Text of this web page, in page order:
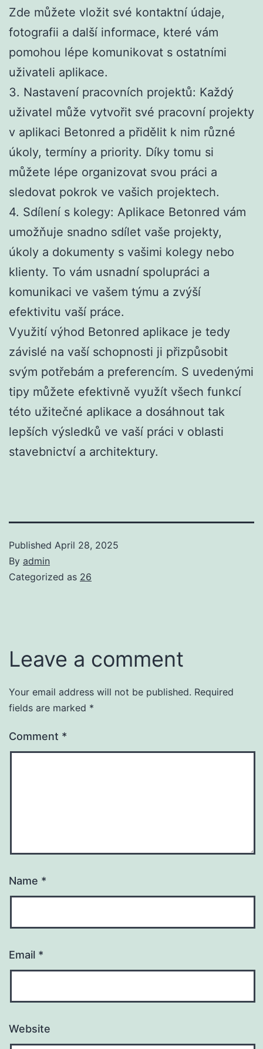
Zde můžete vložit své kontaktní údaje,
fotografii a další informace, které vám
pomohou lépe komunikovat s ostatními
uživateli aplikace.
3. Nastavení pracovních projektů: Každý
uživatel může vytvořit své pracovní projekty
v aplikaci Betonred a přidělit k nim různé
úkoly, termíny a priority. Díky tomu si
můžete lépe organizovat svou práci a
sledovat pokrok ve vašich projektech.
4. Sdílení s kolegy: Aplikace Betonred vám
umožňuje snadno sdílet vaše projekty,
úkoly a dokumenty s vašimi kolegy nebo
klienty. To vám usnadní spolupráci a
komunikaci ve vašem týmu a zvýší
efektivitu vaší práce.
Využití výhod Betonred aplikace je tedy
závislé na vaší schopnosti ji přizpůsobit
svým potřebám a preferencím. S uvedenými
tipy můžete efektivně využít všech funkcí
této užitečné aplikace a dosáhnout tak
lepších výsledků ve vaší práci v oblasti
stavebnictví a architektury.
Published April 28, 2025
By admin
Categorized as 26
Leave a comment
Your email address will not be published. Required
fields are marked *
Comment *
Name *
Email *
Website